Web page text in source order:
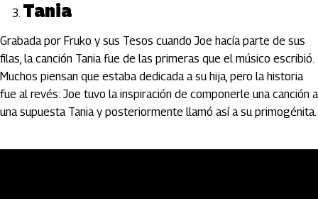
Tania
Grabada por Fruko y sus Tesos cuando Joe hacía parte de sus
filas, la canción Tania fue de las primeras que el músico escribió.
Muchos piensan que estaba dedicada a su hija, pero la historia
fue al revés: Joe tuvo la inspiración de componerle una canción a
una supuesta Tania y posteriormente llamó así a su primogénita.